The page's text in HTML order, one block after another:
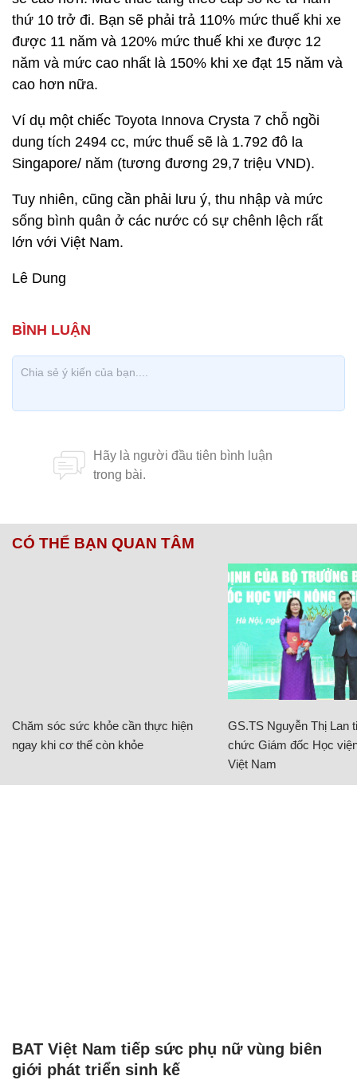
thứ 10 trở đi. Bạn sẽ phải trả 110% mức thuế khi xe
được 11 năm và 120% mức thuế khi xe được 12
năm và mức cao nhất là 150% khi xe đạt 15 năm và
cao hơn nữa.
Ví dụ một chiếc Toyota Innova Crysta 7 chỗ ngồi
dung tích 2494 cc, mức thuế sẽ là 1.792 đô la
Singapore/ năm (tương đương 29,7 triệu VND).
Tuy nhiên, cũng cần phải lưu ý, thu nhập và mức
sống bình quân ở các nước có sự chênh lệch rất
lớn với Việt Nam.
Lê Dung
CÓ THỂ BẠN QUAN TÂM
Chăm sóc sức khỏe cần thực hiện
ngay khi cơ thể còn khỏe
GS.TS Nguyễn Thị Lan
chức Giám đốc Học
Việt Nam
BAT Việt Nam tiếp sức phụ nữ vùng biên
giới phát triển sinh kế